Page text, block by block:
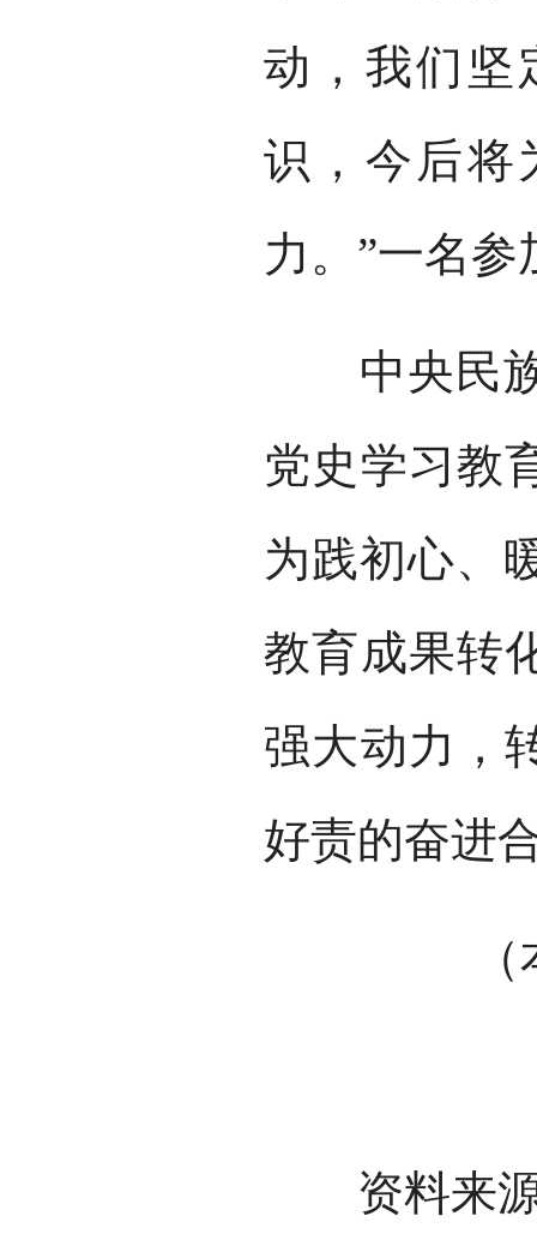
动，我们坚
识，今后将
力。”一名
中央民族
党史学习教
为践初心、
教育成果转
强大动力，
好责的奋进
（本
资料来源